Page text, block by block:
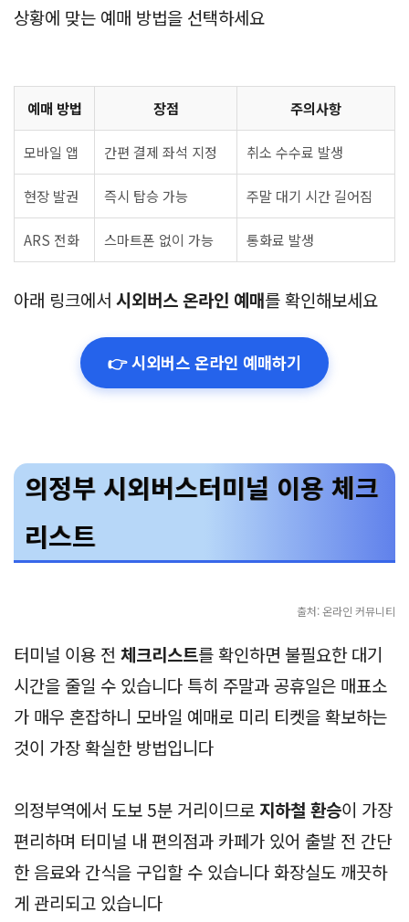
상황에 맞는 예매 방법을 선택하세요
예매 방법 장점 주의사항
모바일 앱 간편 결제 좌석 지정 취소 수수료 발생
현장 발권 즉시 탑승 가능 주말 대기 시간 길어짐
ARS 전화 스마트폰 없이 가능 통화료 발생
아래 링크에서 시외버스 온라인 예매를 확인해보세요
👉 시외버스 온라인 예매하기
의정부 시외버스터미널 이용 체크
리스트
출처: 온라인 커뮤니티
터미널 이용 전 체크리스트를 확인하면 불필요한 대기
시간을 줄일 수 있습니다 특히 주말과 공휴일은 매표소
가 매우 혼잡하니 모바일 예매로 미리 티켓을 확보하는
것이 가장 확실한 방법입니다
의정부역에서 도보 5분 거리이므로지하철 환승이 가장
편리하며 터미널 내 편의점과 카페가 있어 출발 전 간단
한 음료와 간식을 구입할 수 있습니다 화장실도 깨끗하
게 관리되고 있습니다